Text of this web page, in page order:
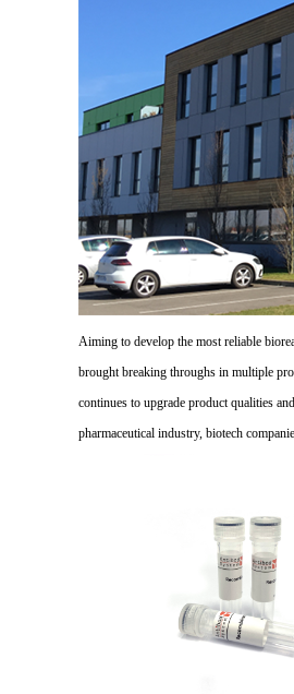
Aiming to develop the most reliable
brought breaking throughs in multiple
continues to upgrade product qualities
pharmaceutical industry, biotech